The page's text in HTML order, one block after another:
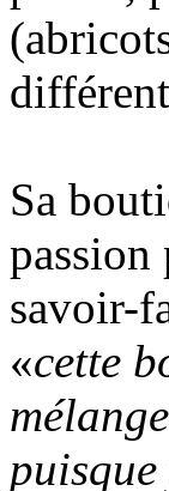
Sa
passion
savoir-
«cette